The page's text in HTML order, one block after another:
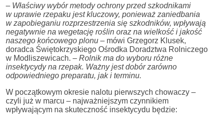
– Właściwy wybór metody ochrony przed szkodnikami
w uprawie rzepaku jest kluczowy, ponieważ zaniedbania
w zapobieganiu rozprzestrzenia się szkodników, wpływają
negatywnie na wegetację roślin oraz na wielkość i jakość
naszego końcowego plonu – mówi Grzegorz Klusek,
doradca Świętokrzyskiego Ośrodka Doradztwa Rolniczego
w Modliszewicach. – Rolnik ma do wyboru różne
insektycydy na rzepak. Ważny jest dobór zarówno
odpowiedniego preparatu, jak i terminu.
W początkowym okresie nalotu pierwszych chowaczy –
czyli już w marcu – najważniejszym czynnikiem
wpływającym na skuteczność insektycydu będzie: